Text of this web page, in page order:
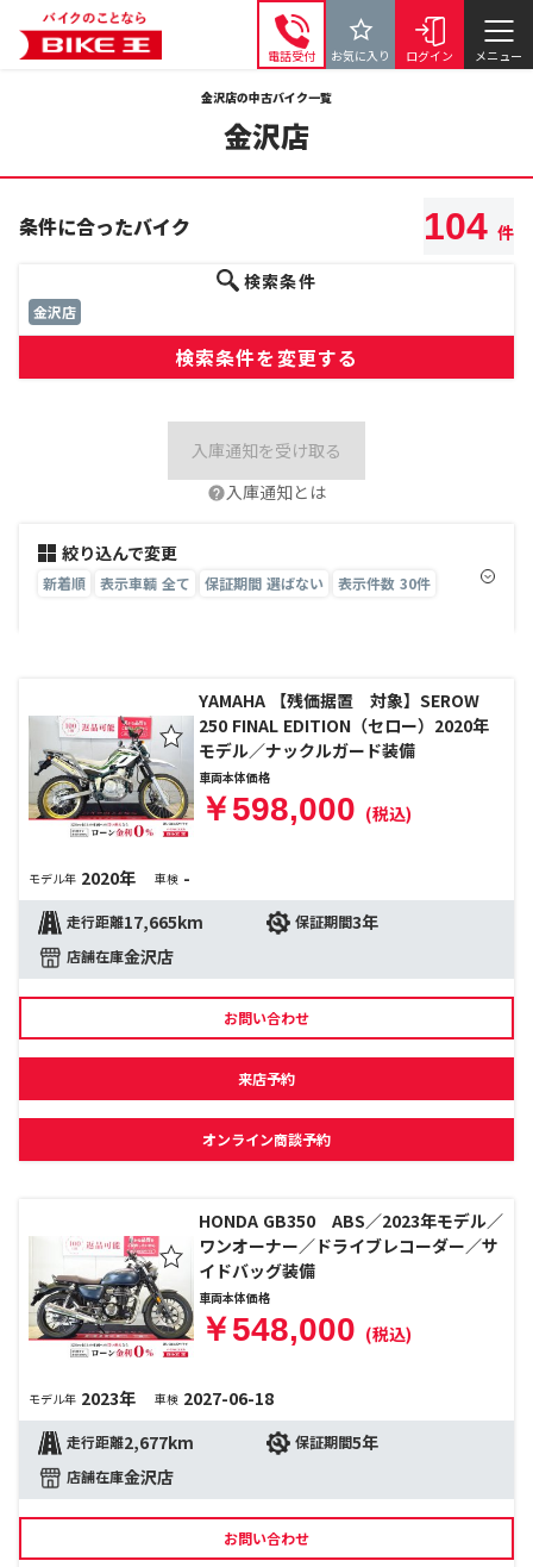
電話受付 お気に入り ログイン メニュー
金沢店の中古バイク一覧
金沢店
条件に合ったバイク 104 件
検索条件
金沢店
検索条件を変更する
入庫通知を受け取る
入庫通知とは
絞り込んで変更
新着順 表示車輌 全て 保証期間 選ばない 表示件数 30件
YAMAHA 【残価据置 対象】SEROW
250 FINAL EDITION（セロー）2020年
モデル／ナックルガード装備
車両本体価格
￥598,000 (税込)
モデル年 2020年 車検 -
走行距離17,665km 保証期間3年
店舗在庫金沢店
お問い合わせ
来店予約
オンライン商談予約
HONDA GB350 ABS／2023年モデル／
ワンオーナー／ドライブレコーダー／サ
イドバッグ装備
車両本体価格
￥548,000 (税込)
モデル年 2023年 車検 2027-06-18
走行距離2,677km 保証期間5年
店舗在庫金沢店
お問い合わせ